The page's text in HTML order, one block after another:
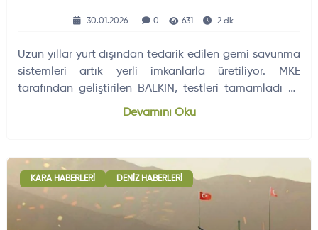
30.01.2026 0 631 2 dk
Uzun yıllar yurt dışından tedarik edilen gemi savunma
sistemleri artık yerli imkanlarla üretiliyor. MKE
tarafından geliştirilen BALKIN, testleri tamamladı ve
seri üretime hazır hale geldi.
Devamını Oku
KARA HABERLERI DENIZ HABERLERI